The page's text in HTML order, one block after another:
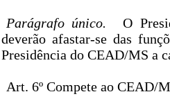
Parágrafo único.
O
deverão afastar-se das
Presidência do CEAD/MS a
Art. 6º Compete ao CEAD/